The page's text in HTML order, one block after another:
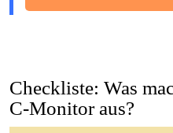
Checkliste: Was
C-Monitor aus?